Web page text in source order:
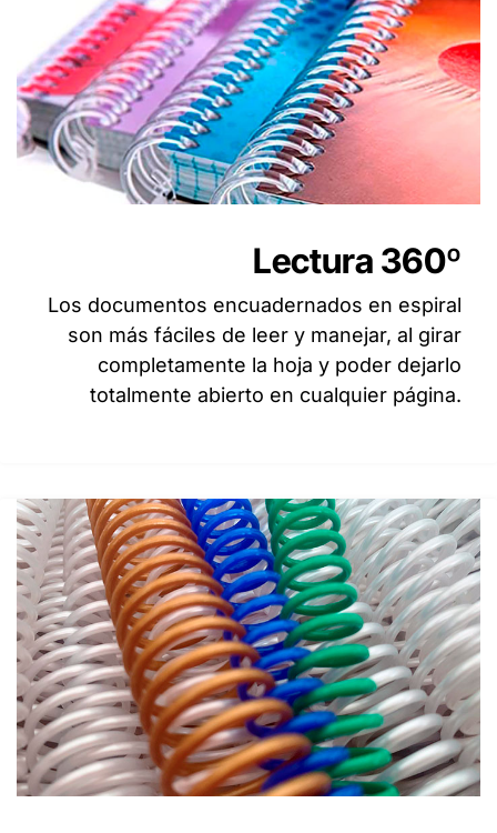
Lectura 360º
Los documentos encuadernados en espiral
son más fáciles de leer y manejar, al girar
completamente la hoja y poder dejarlo
totalmente abierto en cualquier página.